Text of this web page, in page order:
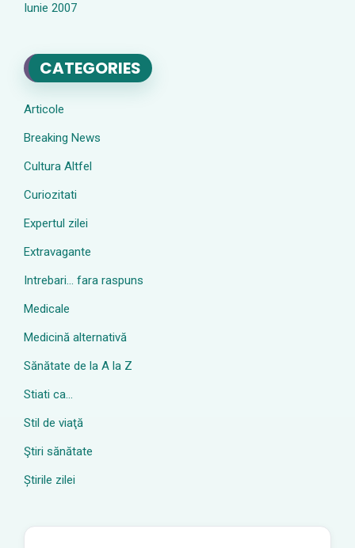
Iunie 2007
CATEGORIES
Articole
Breaking News
Cultura Altfel
Curiozitati
Expertul zilei
Extravagante
Intrebari… fara raspuns
Medicale
Medicină alternativă
Sănătate de la A la Z
Stiati ca…
Stil de viaţă
Ştiri sănătate
Știrile zilei